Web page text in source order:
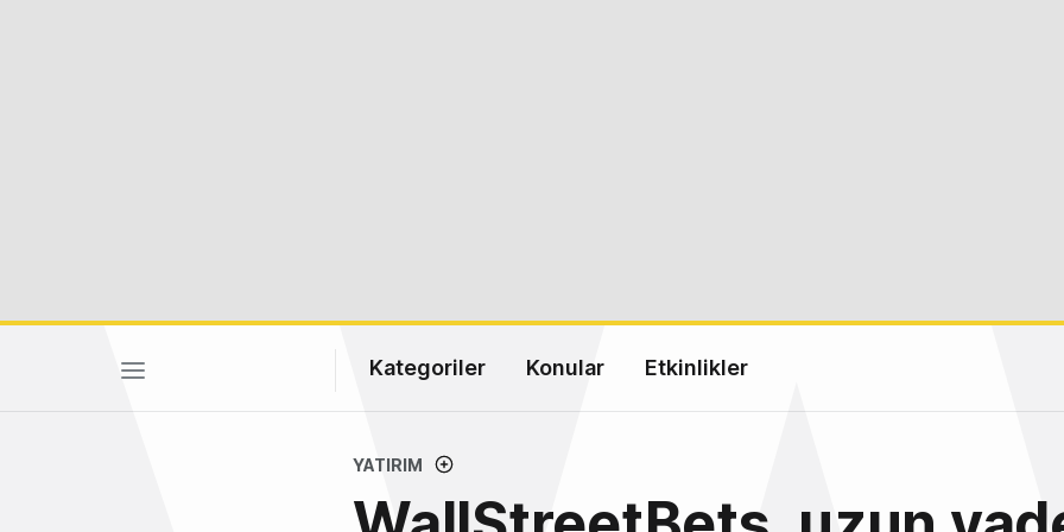
Kategoriler Konular Etkinlikler
YATIRIM